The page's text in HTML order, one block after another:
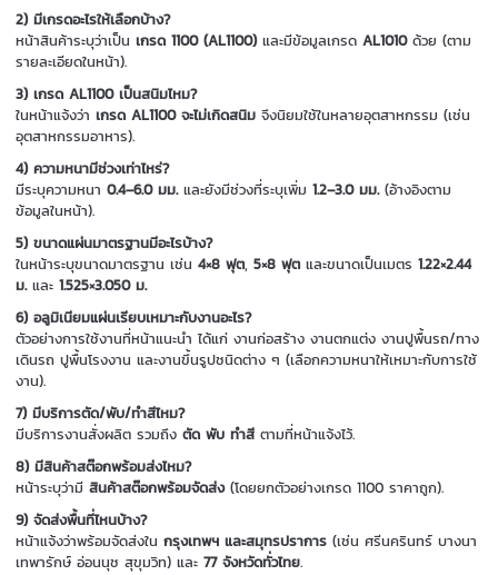
2) มีเกรดอะไรให้เลือกบ้าง?
หน้าสินค้าระบุว่าเป็นเกรด 1100 (AL1100)และมีข้อมูลเกรดAL1010ด้วย (ตาม
รายละเอียดในหน้า).
3) เกรด AL1100 เป็นสนิมไหม?
ในหน้าแจ้งว่าเกรด AL1100 จะไม่เกิดสนิม จึงนิยมใช้ในหลายอุตสาหกรรม (เช่น
อุตสาหกรรมอาหาร).
4) ความหนามีช่วงเท่าไหร่?
มีระบุความหนา0.4–6.0 มม.และยังมีช่วงที่ระบุเพิ่ม1.2–3.0 มม.(อ้างอิงตาม
ข้อมูลในหน้า).
5) ขนาดแผ่นมาตรฐานมีอะไรบ้าง?
ในหน้าระบุขนาดมาตรฐาน เช่น4×8 ฟุต,5×8 ฟุต และขนาดเป็นเมตร1.22×2.44
ม.และ1.525×3.050 ม.
6) อลูมิเนียมแผ่นเรียบเหมาะกับงานอะไร?
ตัวอย่างการใช้งานที่หน้าแนะนำ ได้แก่ งานก่อสร้าง งานตกแต่ง งานปูพื้นรถ/ทาง
เดินรถ ปูพื้นโรงงาน และงานขึ้นรูปชนิดต่าง ๆ (เลือกความหนาให้เหมาะกับการใช้
งาน).
7) มีบริการตัด/พับ/ทำสีไหม?
มีบริการงานสั่งผลิต รวมถึงตัด พับ ทำสี ตามที่หน้าแจ้งไว้.
8) มีสินค้าสต๊อกพร้อมส่งไหม?
หน้าระบุว่ามีสินค้าสต๊อกพร้อมจัดส่ง(โดยยกตัวอย่างเกรด 1100 ราคาถูก).
9) จัดส่งพื้นที่ไหนบ้าง?
หน้าแจ้งว่าพร้อมจัดส่งในกรุงเทพฯ และสมุทรปราการ (เช่น ศรีนครินทร์ บางนา
เทพารักษ์ อ่อนนุช สุขุมวิท) และ77 จังหวัดทั่วไทย.